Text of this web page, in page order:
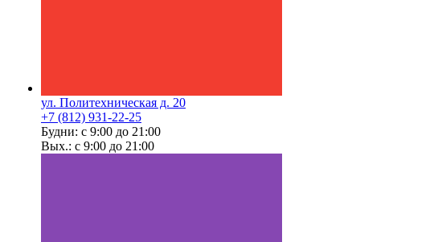
ул. Политехническая д. 20
+7 (812) 931-22-25
Будни: с 9:00 до 21:00
Вых.: с 9:00 до 21:00